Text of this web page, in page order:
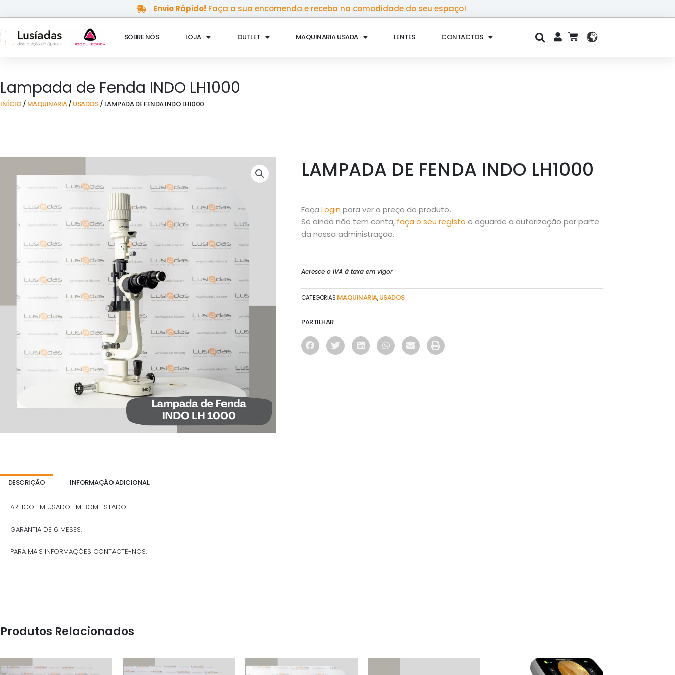
to
content
Envio Rápido! Faça a sua encomenda e receba na comodidade do seu espaço!
SOBRE NÓS LOJA OUTLET MAQUINARIA USADA LENTES CONTACTOS CART
Lampada de Fenda INDO LH1000
INÍCIO / MAQUINARIA/ USADOS/ LAMPADA DE FENDA INDO LH1000
DESCRIÇÃO INFORMAÇÃO ADICIONAL
ARTIGO EM USADO EM BOM ESTADO.
GARANTIA DE 6 MESES.
PARA MAIS INFORMAÇÕES CONTACTE-NOS.
LAMPADA DE FENDA INDO LH1000
Faça Login para ver o preço do produto.
Se ainda não tem conta, faça o seu registo e aguarde a autorização por parte
da nossa administração.
Acresce o IVA à taxa em vigor
CATEGORIAS MAQUINARIA,USADOS
PARTILHAR
Produtos Relacionados